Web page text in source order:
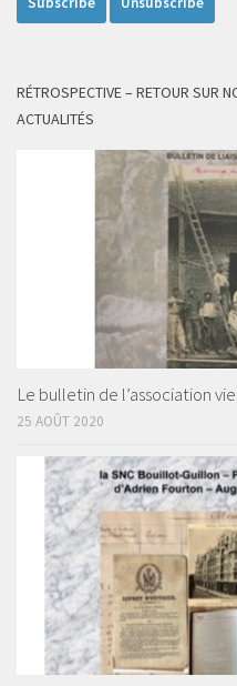
RÉTROSPECTIVE – RETOUR SUR
ACTUALITÉS
Le bulletin de l’association
25 AOÛT 2020